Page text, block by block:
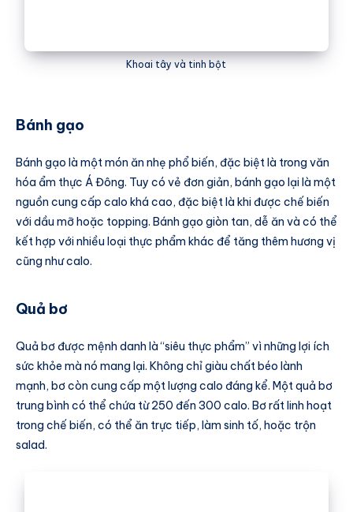
Khoai tây và tinh bột
Bánh gạo
Bánh gạo là một món ăn nhẹ phổ biến, đặc biệt là trong văn
hóa ẩm thực Á Đông. Tuy có vẻ đơn giản, bánh gạo lại là một
nguồn cung cấp calo khá cao, đặc biệt là khi được chế biến
với dầu mỡ hoặc topping. Bánh gạo giòn tan, dễ ăn và có thể
kết hợp với nhiều loại thực phẩm khác để tăng thêm hương vị
cũng như calo.
Quả bơ
Quả bơ được mệnh danh là “siêu thực phẩm” vì những lợi ích
sức khỏe mà nó mang lại. Không chỉ giàu chất béo lành
mạnh, bơ còn cung cấp một lượng calo đáng kể. Một quả bơ
trung bình có thể chứa từ 250 đến 300 calo. Bơ rất linh hoạt
trong chế biến, có thể ăn trực tiếp, làm sinh tố, hoặc trộn
salad.